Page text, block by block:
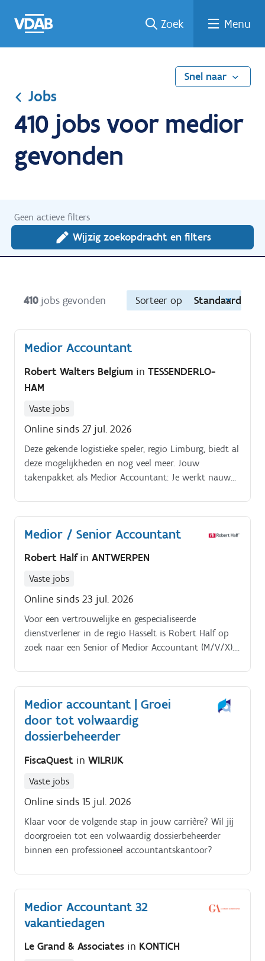
naar
een
een
job
naar
Zoek Menu
Snel naar
Jobs
410 jobs voor medior
gevonden
Geen actieve filters
Wijzig zoekopdracht en filters
410 jobs gevonden Sorteer op Standaard
Medior Accountant
Robert Walters Belgium in TESSENDERLO-
HAM
Vaste jobs
Online sinds 27 jul. 2026
Deze gekende logistieke speler, regio Limburg, biedt al
deze mogelijkheden en nog veel meer. Jouw
takenpakket als Medior Accountant: Je werkt nauw
een teamleader.
Medior / Senior Accountant
Robert Halfin ANTWERPEN
Vaste jobs
Online sinds 23 jul. 2026
Voor een vertrouwelijke en gespecialiseerde
dienstverlener in de regio Hasselt is Robert Half op
zoek naar een Senior of Medior Accountant (M/V/X).
advies, waar je zal meewerken aan uiteenlopende en
inhoudelijk interessante dossiers.
Medior accountant | Groei
door tot volwaardig
dossierbeheerder
FiscaQuest in WILRIJK
Vaste jobs
Online sinds 15 jul. 2026
Klaar voor de volgende stap in jouw carrière? Wil jij
doorgroeien tot een volwaardig dossierbeheerder
binnen een professioneel accountantskantoor?
Medior Accountant 32
vakantiedagen
Le Grand & Associates in KONTICH